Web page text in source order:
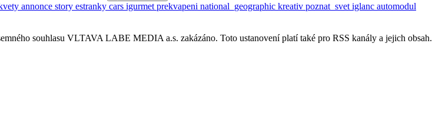
annonce story estranky cars igurmet prekvapeni national_geographic kreativ poznat_svet iglanc automodul
souhlasu VLTAVA LABE MEDIA a.s. zakázáno. Toto ustanovení platí také pro RSS kanály a jejich obsah.